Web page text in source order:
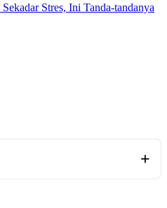
Stres, Ini Tanda-tandanya